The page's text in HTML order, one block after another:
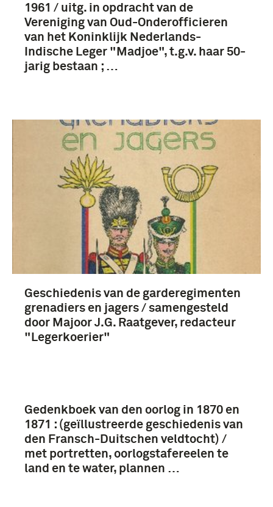
1951-2000 (10)
1801-1850 (8)
Meer
Koninklijk Nederlands-Indisch Leger (1830-1950)
Nederland (18)
Nederlands-Indië (8)
1961 / uitg. in opdracht van de
Vereniging van Oud-Onderofficieren
van het Koninklijk Nederlands-
Indische Leger "Madjoe", t.g.v. haar 50-
jarig bestaan ; …
Geschiedenis van de garderegimenten
grenadiers en jagers / samengesteld
door Majoor J.G. Raatgever, redacteur
"Legerkoerier"
Gedenkboek van den oorlog in 1870 en
1871 : (geïllustreerde geschiedenis van
den Fransch-Duitschen veldtocht) /
met portretten, oorlogstafereelen te
land en te water, plannen …